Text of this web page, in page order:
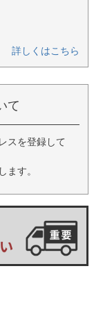
詳しくはこちら
て
スを登録して
ます。